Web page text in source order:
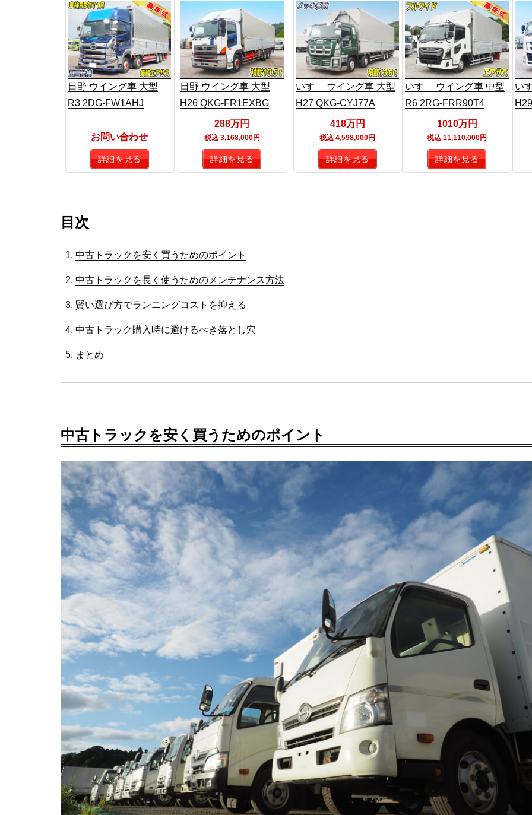
日野 ウイング車 大型
R3 2DG-FW1AHJ
お問い合わせ
詳細を見る
日野 ウイング車 大型
H26 QKG-FR1EXBG
288万円
税込 3,168,000円
詳細を見る
いすゞ ウイング車 大型
H27 QKG-CYJ77A
418万円
税込 4,598,000円
詳細を見る
いすゞ ウイング車 中型
R6 2RG-FRR90T4
1010万円
税込 11,110,000円
詳細を見る
い
目次
中古トラックを安く買うためのポイント
中古トラックを長く使うためのメンテナンス方法
賢い選び方でランニングコストを抑える
中古トラック購入時に避けるべき落とし穴
まとめ
中古トラックを安く買うためのポイント